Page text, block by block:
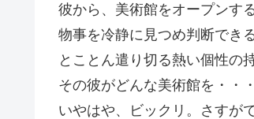
彼から、美術館をオープンす
物事を冷静に見つめ判断でき
とことん遣り切る熱い個性の
その彼がどんな美術館を・・
いやはや、ビックリ。さすが